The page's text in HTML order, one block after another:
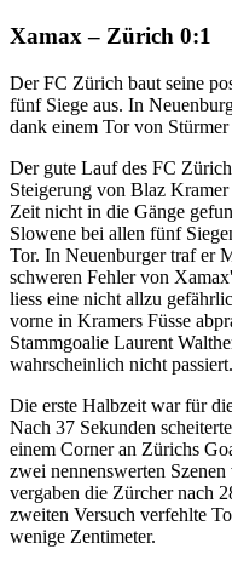
Xamax – Zürich 0:1
Der FC Zürich baut seine
fünf Siege aus. In
dank einem Tor von
Der gute Lauf des FC
Steigerung von Blaz
Zeit nicht in die Gänge
Slowene bei allen fünf
Tor. In Neuenburger traf er
schweren Fehler von
liess eine nicht allzu
vorne in Kramers Füsse
Stammgoalie Laurent
wahrscheinlich nicht passiert.
Die erste Halbzeit war für
Nach 37 Sekunden
einem Corner an Zürichs
zwei nennenswerten
vergaben die Zürcher nach
zweiten Versuch verfehlte
wenige Zentimeter.